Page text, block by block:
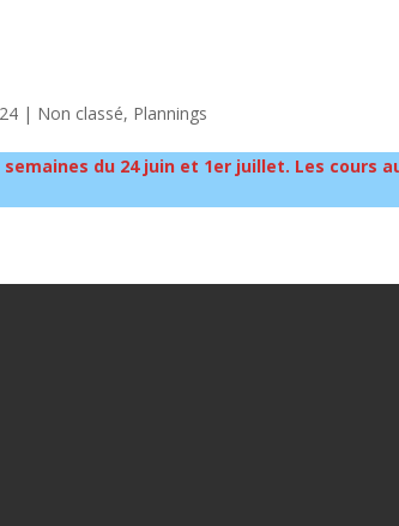
| Non classé, Plannings
du 24 juin et 1er juillet. Les cours